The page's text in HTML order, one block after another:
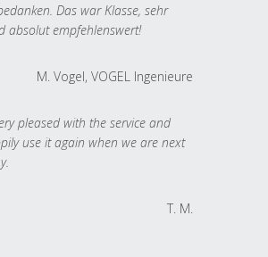
Das war Klasse, sehr
absolut empfehlenswert!
M. Vogel, VOGEL Ingenieure
pleased with the service and
use it again when we are next
T. M.